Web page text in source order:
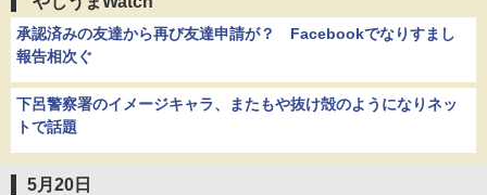
承認済みの友達から再び友達申請が？ Facebookでなりすまし
報告相次ぐ
下呂警察署のイメージキャラ、またもや抜け殻のようになりネッ
トで話題
5月20日